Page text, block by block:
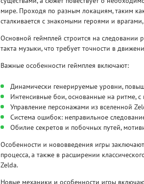
мире. Проходя по разным локациям, таким
сталкивается с знакомыми героями и
Основной геймплей строится на следовании
такта музыки, что требует точности в
Важные особенности геймплея включают:
Динамически генерируемые уровни,
Интенсивные бои, основанные на ритме,
Управление персонажами из вселенной
Система ошибок: неправильное
Обилие секретов и побочных путей,
Особенности и нововведения игры
процесса, а также в расширении
Zelda.
Новые механики и особенности игры